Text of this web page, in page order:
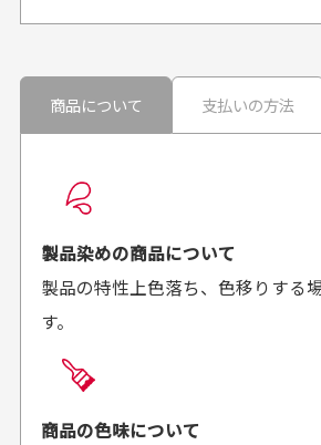
30代男性
良かった！
がとうございます。丁寧
に梱包されていて、商品
の状態も良好でした。気
があればよろしくお願い
来まし
お届け希望日時をご指定頂けます。
ご注文時にご指定下さい。
商品の受け渡しは、ゆうパックでの
頂いております。
商品について 支払いの方法
製品染めの商品について
製品の特性上色落ち、色移りする
す。
商品の色味について